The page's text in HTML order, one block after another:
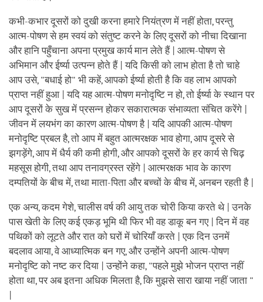
कभी-कभार दूसरों को दुखी करना हमारे नियंत्रण में नहीं होता, परन्तु
आत्म-पोषण से हम स्वयं को संतुष्ट करने के लिए दूसरों को नीचा दिखाना
और हानि पहुँचाना अपना प्रमुख कार्य मान लेते हैं | आत्म-पोषण से
अभिमान और ईर्ष्या उत्पन्न होते हैं | यदि किसी को लाभ होता है तो चाहे
आप उसे, "बधाई हो" भी कहें, आपको ईर्ष्या होती है कि वह लाभ आपको
प्राप्त नहीं हुआ | यदि यह आत्म-पोषण मनोदृष्टि न हो, तो ईर्ष्या के स्थान पर
आप दूसरों के सुख में प्रसन्न होकर सकारात्मक संभाव्यता संचित करेंगे |
जीवन में लयभंग का कारण आत्म-पोषण है | यदि आपकी आत्म-पोषण
मनोदृष्टि प्रबल है, तो आप में बहुत आत्मरक्षक भाव होगा, आप दूसरे से
झगड़ेंगे, आप में धैर्य की कमी होगी, और आपको दूसरों के हर कार्य से चिढ़
महसूस होगी, तथा आप तनावग्रस्त रहेंगे | आत्मरक्षक भाव के कारण
दम्पतियों के बीच में, तथा माता-पिता और बच्चों के बीच में, अनबन रहती है |
एक अन्य, कदम गेशे, चालीस वर्ष की आयु तक चोरी किया करते थे | उनके
पास खेती के लिए कई एकड़ भूमि थी फिर भी वह डाकू बन गए | दिन में वह
पथिकों को लूटते और रात को घरों में चोरियाँ करते | एक दिन उनमें
बदलाव आया, वे आध्यात्मिक बन गए, और उन्होंने अपनी आत्म-पोषण
मनोदृष्टि को नष्ट कर दिया | उन्होंने कहा, "पहले मुझे भोजन प्राप्त नहीं
होता था, पर अब इतना अधिक मिलता है, कि मुझसे सारा खाया नहीं जाता "